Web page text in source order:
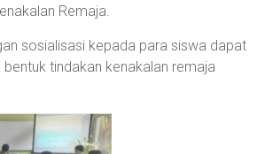
Remaja.
sosialisasi kepada para siswa dapat
tindakan kenakalan remaja